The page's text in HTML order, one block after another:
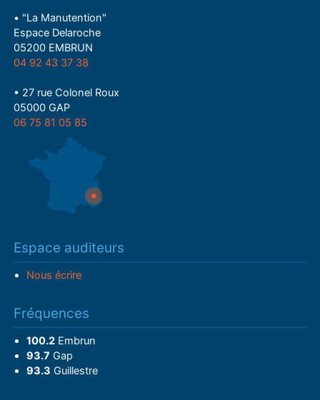
• "La Manutention"
Espace Delaroche
05200 EMBRUN
04 92 43 37 38
• 27 rue Colonel Roux
05000 GAP
06 75 81 05 85
Espace auditeurs
Nous écrire
Fréquences
100.2Embrun
93.7 Gap
93.3 Guillestre